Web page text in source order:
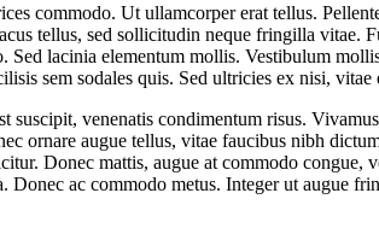
commodo. Ut ullamcorper erat tellus.
tellus, sed sollicitudin neque fringilla vitae.
lacinia elementum mollis. Vestibulum
sem sodales quis. Sed ultricies ex nisi,
suscipit, venenatis condimentum risus.
ornare augue tellus, vitae faucibus nibh
Donec mattis, augue at commodo congue,
Donec ac commodo metus. Integer ut augue